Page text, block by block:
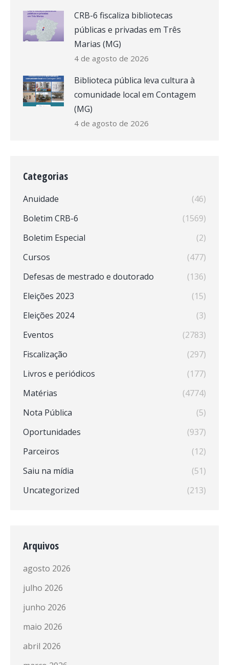
CRB-6 fiscaliza bibliotecas
públicas e privadas em Três
Marias (MG)
4 de agosto de 2026
Biblioteca pública leva cultura à
comunidade local em Contagem
(MG)
4 de agosto de 2026
Categorias
Anuidade
(46)
Boletim CRB-6
(1569)
Boletim Especial
(2)
Cursos
(477)
Defesas de mestrado e doutorado
(136)
Eleições 2023
(15)
Eleições 2024
(3)
Eventos
(2783)
Fiscalização
(297)
Livros e periódicos
(177)
Matérias
(4774)
Nota Pública
(5)
Oportunidades
(937)
Parceiros
(12)
Saiu na mídia
(51)
Uncategorized
(213)
Arquivos
agosto 2026
julho 2026
junho 2026
maio 2026
abril 2026